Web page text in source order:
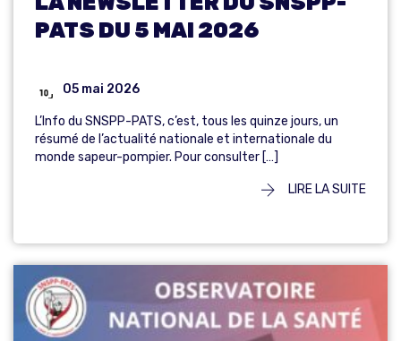
PATS DU 5 MAI 2026
05 mai 2026
L’Info du SNSPP-PATS, c’est, tous les quinze jours, un
résumé de l’actualité nationale et internationale du
monde sapeur-pompier. Pour consulter […]
LIRE LA SUITE